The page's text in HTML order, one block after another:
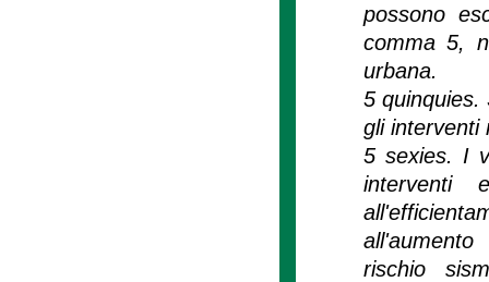
possono
comma 5,
urbana.
5 quinquies.
gli interventi
5 sexies. I
interventi
rischio